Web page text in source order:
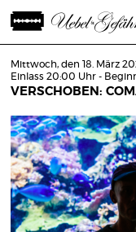
Mittwoch, den 18. März
Einlass 20:00 Uhr -
VERSCHOBEN: